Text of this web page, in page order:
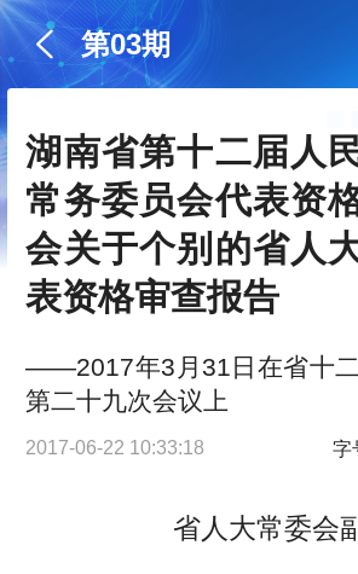
第03期
湖南省第十二届人
常务委员会代表资
会关于个别的省人
表资格审查报告
——2017年3月31日在省十
第二十九次会议上
2017-06-22 10:33:18 字
省人大常委会